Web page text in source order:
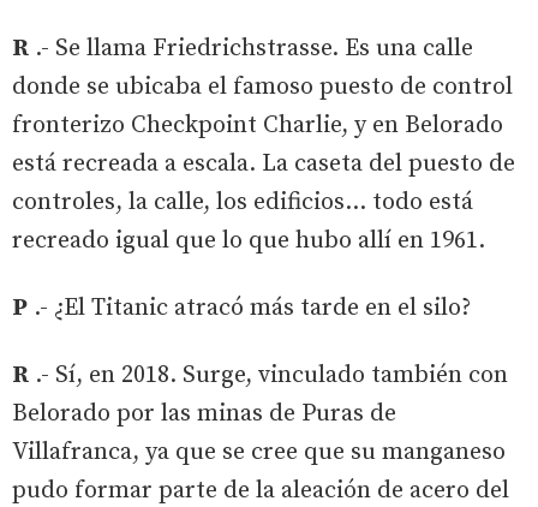
R .- Se llama Friedrichstrasse. Es una calle
donde se ubicaba el famoso puesto de control
fronterizo Checkpoint Charlie, y en Belorado
está recreada a escala. La caseta del puesto de
controles, la calle, los edificios… todo está
recreado igual que lo que hubo allí en 1961.
P .- ¿El Titanic atracó más tarde en el silo?
R .- Sí, en 2018. Surge, vinculado también con
Belorado por las minas de Puras de
Villafranca, ya que se cree que su manganeso
pudo formar parte de la aleación de acero del